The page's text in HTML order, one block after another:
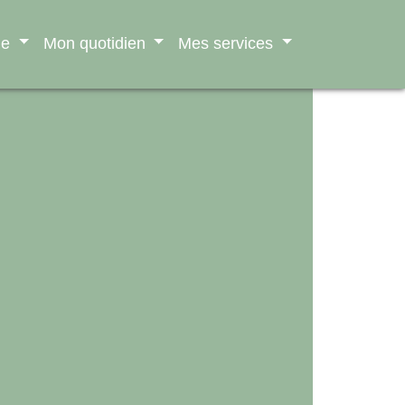
Mon quotidien Mes services